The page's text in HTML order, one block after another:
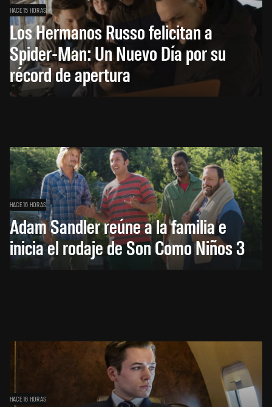
HACE 15 HORAS
Los Hermanos Russo felicitan a
Spider-Man: Un Nuevo Día por su
récord de apertura
HACE 16 HORAS
Adam Sandler reúne a la familia e
inicia el rodaje de Son Como Niños 3
HACE 16 HORAS